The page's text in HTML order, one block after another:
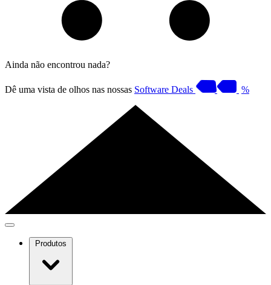
Ainda não encontrou nada?
Dê uma vista de olhos nas nossas Software Deals %
Produtos